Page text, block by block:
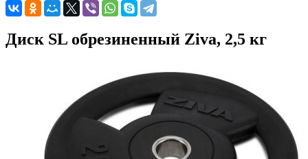
Диск SL обрезиненный Ziva, 2,5 кг